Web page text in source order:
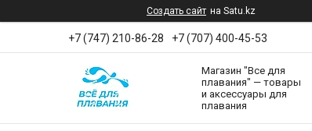
Создать сайт на Satu.kz
+7 (747) 210-86-28 +7 (707) 400-45-53
Магазин "Все для
плавания" — товары
и аксессуары для
плавания